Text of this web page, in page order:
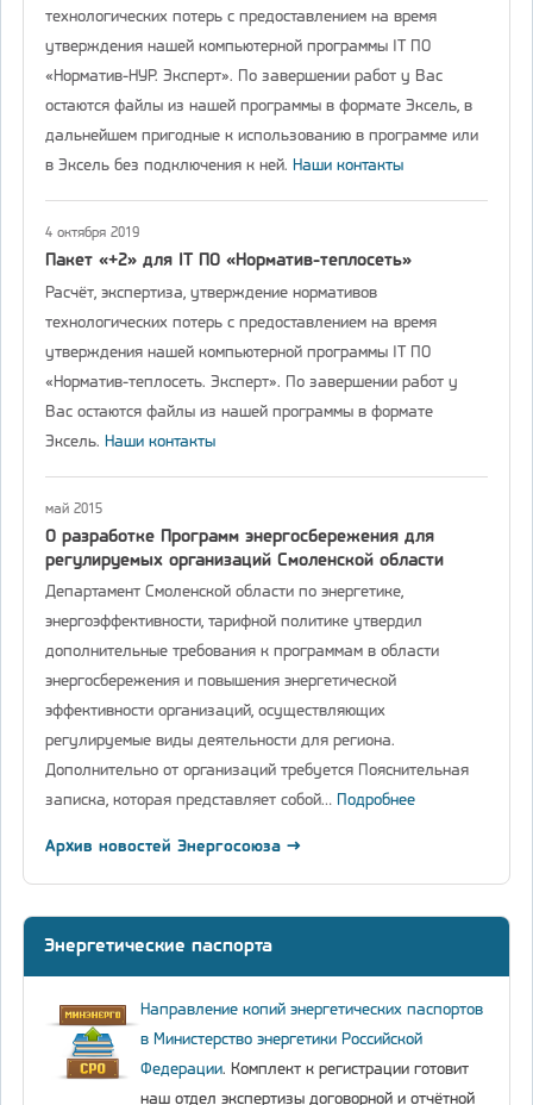
технологических потерь с предоставлением на время
утверждения нашей компьютерной программы IT ПО
«Норматив-НУР. Эксперт». По завершении работ у Вас
остаются файлы из нашей программы в формате Эксель, в
дальнейшем пригодные к использованию в программе или
в Эксель без подключения к ней. Наши контакты
4 октября 2019
Пакет «+2» для IT ПО «Норматив-теплосеть»
Расчёт, экспертиза, утверждение нормативов
технологических потерь с предоставлением на время
утверждения нашей компьютерной программы IT ПО
«Норматив-теплосеть. Эксперт». По завершении работ у
Вас остаются файлы из нашей программы в формате
Эксель. Наши контакты
май 2015
О разработке Программ энергосбережения для
регулируемых организаций Смоленской области
Департамент Смоленской области по энергетике,
энергоэффективности, тарифной политике утвердил
дополнительные требования к программам в области
энергосбережения и повышения энергетической
эффективности организаций, осуществляющих
регулируемые виды деятельности для региона.
Дополнительно от организаций требуется Пояснительная
записка, которая представляет собой… Подробнее
Архив новостей Энергосоюза →
Энергетические паспорта
Направление копий энергетических паспортов
в Министерство энергетики Российской
Федерации. Комплект к регистрации готовит
наш отдел экспертизы договорной и отчётной